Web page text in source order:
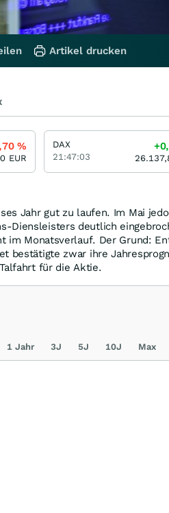
Jahr gut zu laufen. Im Mai
Diensleisters deutlich
im Monatsverlauf. Der Grund:
bestätigte zwar ihre
für die Aktie.
1 Jahr 3J 5J 10J Max
Artikel drucken
%
EUR
DAX
21:47:03